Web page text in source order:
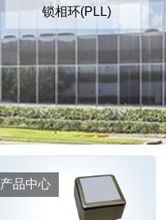
锁相环(PLL)
产品中心